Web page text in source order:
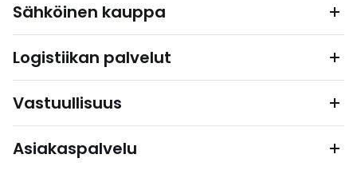
Sähköinen kauppa
Logistiikan palvelut
Vastuullisuus
Asiakaspalvelu